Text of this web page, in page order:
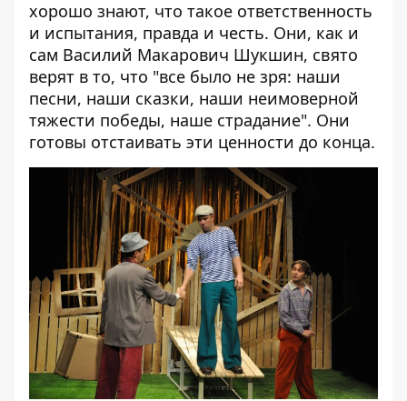
хорошо знают, что такое ответственность
и испытания, правда и честь. Они, как и
сам Василий Макарович Шукшин, свято
верят в то, что "все было не зря: наши
песни, наши сказки, наши неимоверной
тяжести победы, наше страдание". Они
готовы отстаивать эти ценности до конца.